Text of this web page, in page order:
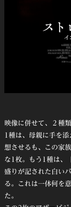
映像に併せて、２種
1種は、母親に手を
想させるも、この家
な1枚。もう1種は
盛りが記された白い
る。これは一体何を
た。